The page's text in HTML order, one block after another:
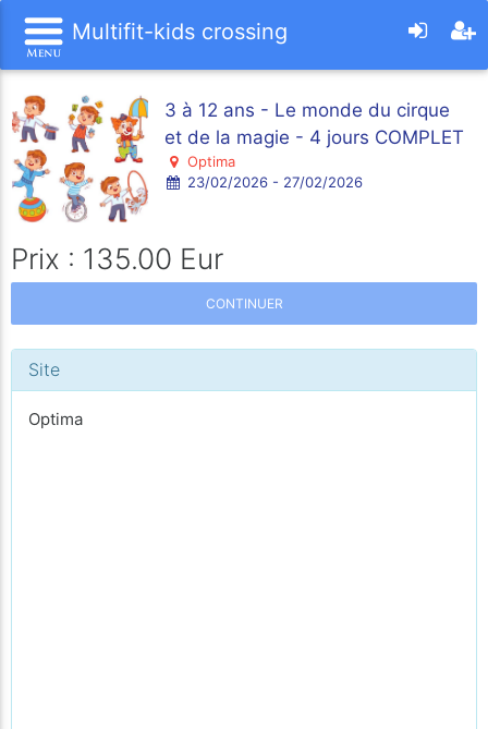
Multifit-kids crossing
3 à 12 ans - Le monde du cirque
et de la magie - 4 jours COMPLET
Optima
23/02/2026 - 27/02/2026
Prix : 135.00 Eur
CONTINUER
Site
Optima